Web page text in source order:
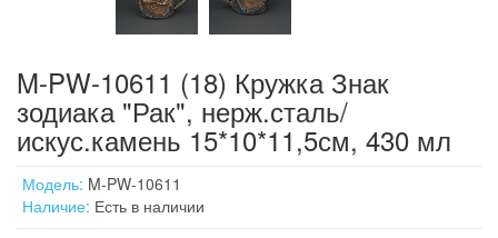
M-PW-10611 (18) Кружка Знак
зодиака "Рак", нерж.сталь/
искус.камень 15*10*11,5см, 430 мл
Модель: M-PW-10611
Наличие: Есть в наличии